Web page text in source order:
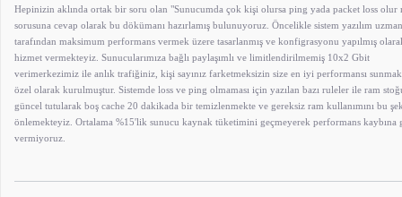
Hepinizin aklında ortak bir soru olan "Sunucumda çok kişi olursa ping yada packet loss olur
sorusuna cevap olarak bu dökümanı hazırlamış bulunuyoruz. Öncelikle sistem yazılım
tarafından maksimum performans vermek üzere tasarlanmış ve konfigrasyonu yapılmış
hizmet vermekteyiz. Sunucularımıza bağlı paylaşımlı ve limitlendirilmemiş 10x2 Gbit
verimerkezimiz ile anlık trafiğiniz, kişi sayınız farketmeksizin size en iyi performansı
özel olarak kurulmuştur. Sistemde loss ve ping olmaması için yazılan bazı ruleler ile ram
güncel tutularak boş cache 20 dakikada bir temizlenmekte ve gereksiz ram kullanımını bu
önlemekteyiz. Ortalama %15'lik sunucu kaynak tüketimini geçmeyerek performans kaybına
vermiyoruz.